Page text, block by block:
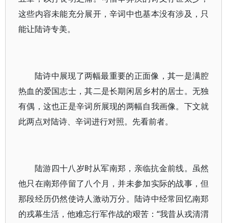
这些内容未能充分展开，辛词中也基本没有涉及，只
能让陆诗专美。
陆诗中展现了两幅最重要的正面像，其一是满腔
热血的爱国志士，其二是长期闲居乡村的居士。无独
有偶，这也正是辛词所展现的两幅自我画像。下文就
此两点对陆诗、辛词进行对照。先看前者。
陆游四十八岁时从军南郑，亲临抗金前线。虽然
他只在南郑停留了八个月，并未参加实际的战事，但
那段经历仍然使诗人激动万分。陆诗中经常回忆南郑
的戎幕生活，他难忘行军作战的艰苦：“我昔从戎清渭